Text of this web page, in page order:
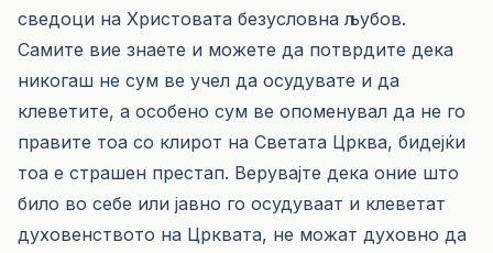
сведоци на Христовата безусловна љубов.
Самите вие знаете и можете да потврдите дека
никогаш не сум ве учел да осудувате и да
клеветите, а особено сум ве опоменувал да не го
правите тоа со клирот на Светата Црква, бидејќи
тоа е страшен престап. Верувајте дека оние што
било во себе или јавно го осудуваат и клеветат
духовенството на Црквата, не можат духовно да